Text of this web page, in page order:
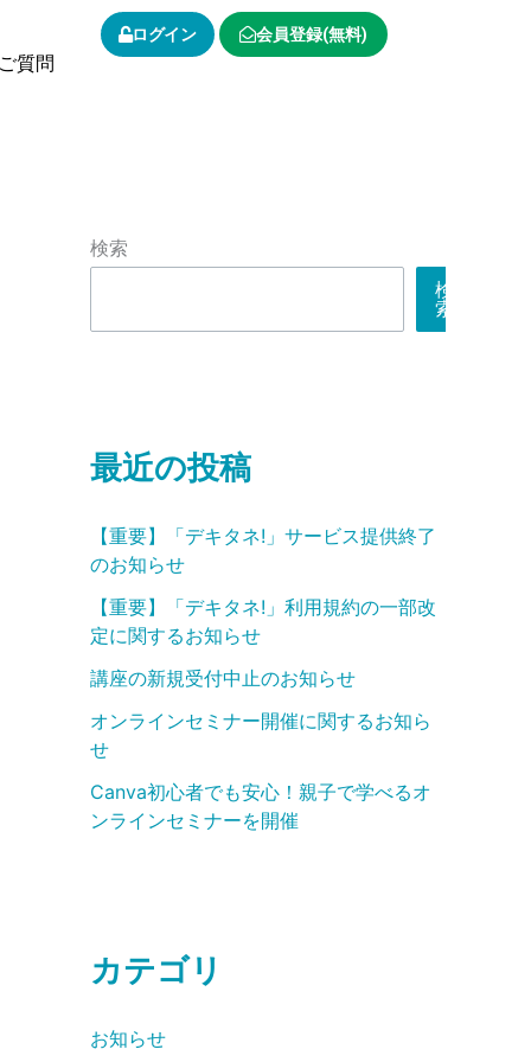
質問
ログイン 会員登録(無料)
検索
検
索
最近の投稿
【重要】「デキタネ!」サービス提供終了
のお知らせ
【重要】「デキタネ!」利用規約の一部改
定に関するお知らせ
講座の新規受付中止のお知らせ
オンラインセミナー開催に関するお知ら
せ
Canva初心者でも安心！親子で学べるオ
ンラインセミナーを開催
カテゴリ
お知らせ